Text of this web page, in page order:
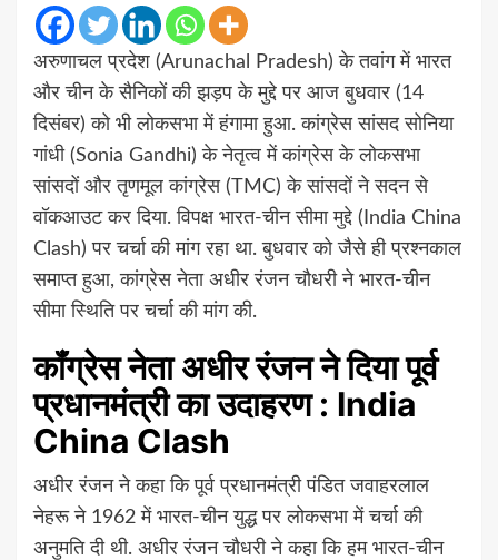
अरुणाचल प्रदेश (Arunachal Pradesh) के तवांग में भारत
और चीन के सैनिकों की झड़प के मुद्दे पर आज बुधवार (14
दिसंबर) को भी लोकसभा में हंगामा हुआ. कांग्रेस सांसद सोनिया
गांधी (Sonia Gandhi) के नेतृत्व में कांग्रेस के लोकसभा
सांसदों और तृणमूल कांग्रेस (TMC) के सांसदों ने सदन से
वॉकआउट कर दिया. विपक्ष भारत-चीन सीमा मुद्दे (India China
Clash) पर चर्चा की मांग रहा था. बुधवार को जैसे ही प्रश्नकाल
समाप्त हुआ, कांग्रेस नेता अधीर रंजन चौधरी ने भारत-चीन
सीमा स्थिति पर चर्चा की मांग की.
कॉंग्रेस नेता अधीर रंजन ने दिया पूर्व
प्रधानमंत्री का उदाहरण : India
China Clash
अधीर रंजन ने कहा कि पूर्व प्रधानमंत्री पंडित जवाहरलाल
नेहरू ने 1962 में भारत-चीन युद्ध पर लोकसभा में चर्चा की
अनुमति दी थी. अधीर रंजन चौधरी ने कहा कि हम भारत-चीन